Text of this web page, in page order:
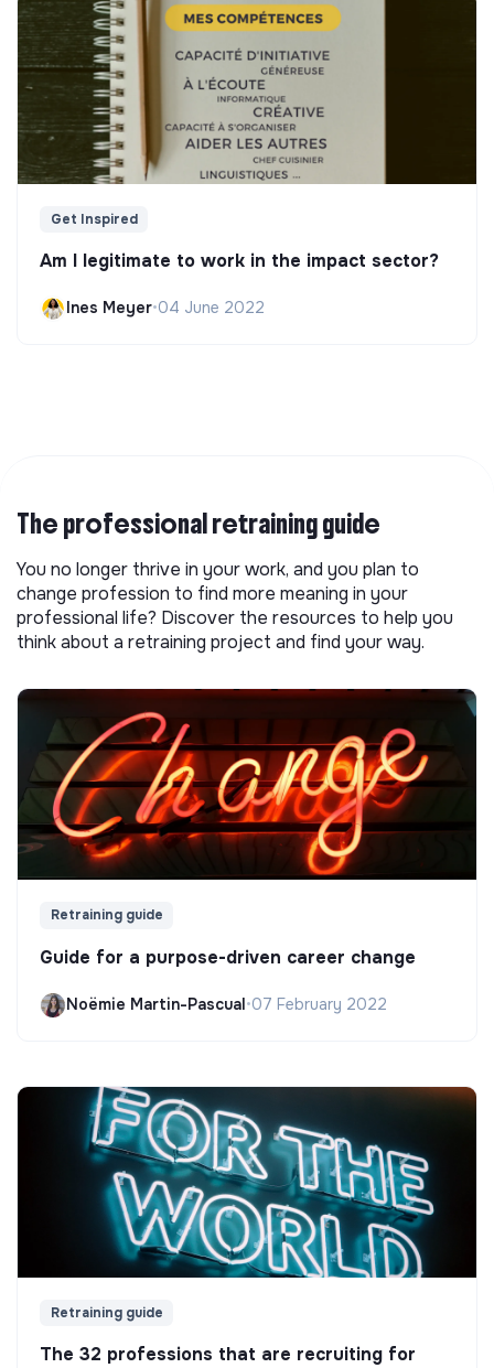
Get Inspired
Am I legitimate to work in the impact sector?
Ines Meyer•04 June 2022
The professional retraining guide
You no longer thrive in your work, and you plan to
change profession to find more meaning in your
professional life? Discover the resources to help you
think about a retraining project and find your way.
Retraining guide
Guide for a purpose-driven career change
Noëmie Martin-Pascual•07 February 2022
Retraining guide
The 32 professions that are recruiting for